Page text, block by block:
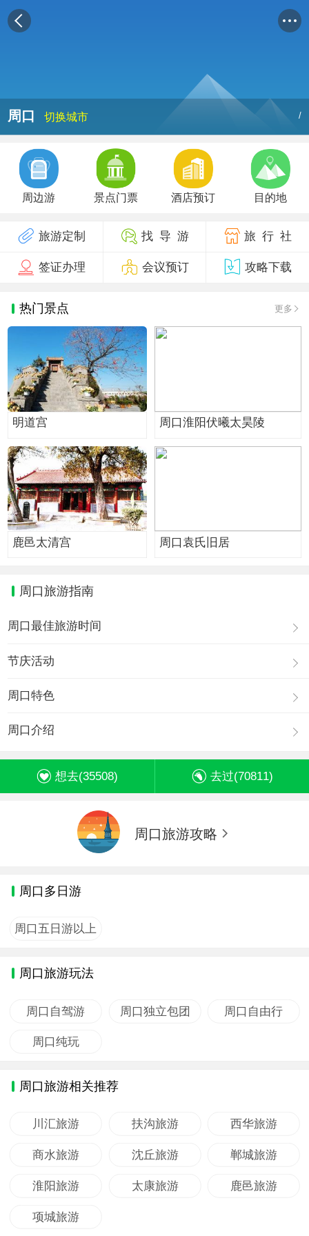
周口 切换城市 /
周边游 景点门票 酒店预订 目的地
旅游定制 找 导 游 旅 行 社
签证办理 会议预订 攻略下载
热门景点 更多
明道宫 周口淮阳伏曦太昊陵
鹿邑太清宫 周口袁氏旧居
周口旅游指南
周口最佳旅游时间
节庆活动
周口特色
周口介绍
想去(35508) 去过(70811)
周口旅游攻略
周口多日游
周口五日游以上
周口旅游玩法
周口自驾游 周口独立包团 周口自由行
周口纯玩
周口旅游相关推荐
川汇旅游 扶沟旅游 西华旅游
商水旅游 沈丘旅游 郸城旅游
淮阳旅游 太康旅游 鹿邑旅游
项城旅游